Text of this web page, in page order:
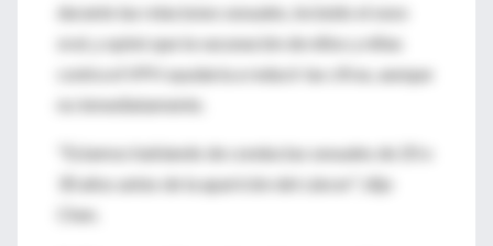
durante las relaciones sexuales, incluido el sexo
oral, y opinó que la vacunación de niños y niñas
contra el VPH ayudaría a reducir las cifras, aunque
no inmediatamente.
"Estamos hablando de conductas sexuales de 20 o
30 años antes de la aparición del cáncer", dijo
Chen.